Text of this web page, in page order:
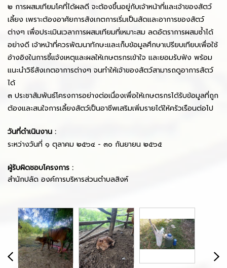
๒ การผสมเทียมโคที่ได้ผลดี จะต้องขึ้นอยู่กับเจ้าหน้าที่และเจ้าของสัตว์
เลี้ยง เพราะต้องอาศัยการสังเกตการเริ่มเป็นสัดและอาการของสัตว์
ต่างๆ เพื่อประเมินเวลาการผสมเทียมที่เหมาะสม ลดอัตราการผสมซ้ำได้
อย่างดี เจ้าหน้าที่ควรพัฒนาทักษะและเก็บข้อมูลศึกษาเปรียบเทียบเพื่อใช้
อ้างอิงในการชี้แจ้งเหตุและผลให้เกษตรกรเข้าใจ และยอมรับฟัง พร้อม
แนะนำวิธีสังเกตอาการต่างๆ จนทำให้เจ้าของสัตว์สามารถดูอาการสัตว์
ได้
๓ ประชาสัมพันธ์โครงการอย่างต่อเนื่องเพื่อให้เกษตรกรได้รับข้อมูลที่ถูก
ต้องและสนใจการเลี้ยงสัตว์เป็นอาชีพเสริมเพิ่มรายได้ให้ครัวเรือนต่อไป
วันที่ดำเนินงาน :
ระหว่างวันที่ ๑ ตุลาคม ๒๕๖๔ - ๓๐ กันยายน ๒๕๖๕
ผู้รับผิดชอบโครงการ :
สำนักปลัด องค์การบริหารส่วนตำบลสิงห์